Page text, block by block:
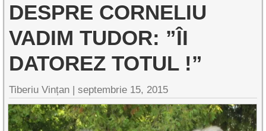
DESPRE CORNELIU
VADIM TUDOR: ”ÎI
DATOREZ TOTUL !”
Tiberiu Vințan |septembrie 15, 2015